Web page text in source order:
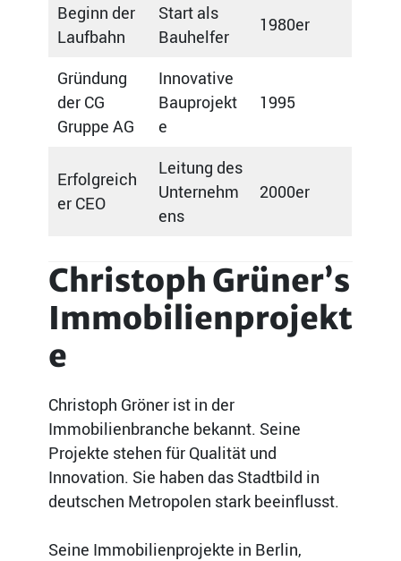
Beginn der
Laufbahn
Start als
Bauhelfer
1980er
Gründung
der CG
Gruppe AG
Innovative
Bauprojekt
e
1995
Erfolgreich
er CEO
Leitung des
Unternehm
ens
2000er
Christoph Grüner’s
Immobilienprojekt
e
Christoph Gröner ist in der
Immobilienbranche bekannt. Seine
Projekte stehen für Qualität und
Innovation. Sie haben das Stadtbild in
deutschen Metropolen stark beeinflusst.
Seine Immobilienprojekte in Berlin,